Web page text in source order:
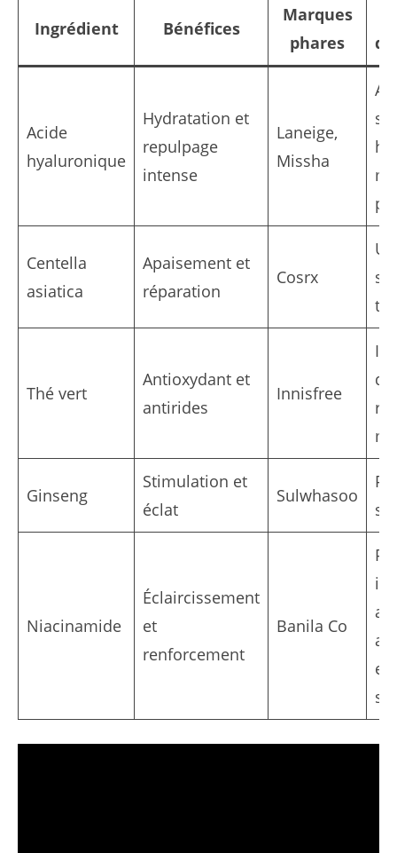
Ingrédient Bénéfices
Marques
phares
Acide
hyaluronique
Hydratation et
repulpage
intense
Laneige,
Missha
Centella
asiatica
Apaisement et
réparation
Cosrx
Thé vert
Antioxydant et
antirides
Innisfree
Ginseng
Stimulation et
éclat
Sulwhasoo
Niacinamide
Éclaircissement
et
renforcement
Banila Co